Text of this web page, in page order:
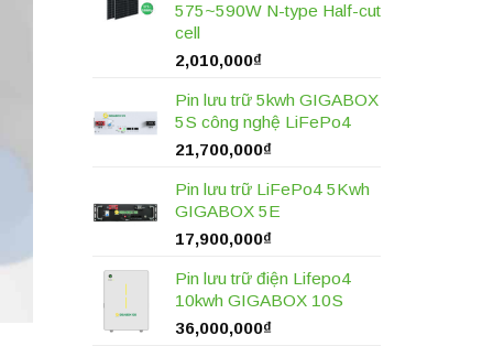
575~590W N-type Half-cut
cell
2,010,000₫
Pin lưu trữ 5kwh GIGABOX
5S công nghệ LiFePo4
21,700,000₫
Pin lưu trữ LiFePo4 5Kwh
GIGABOX 5E
17,900,000₫
Pin lưu trữ điện Lifepo4
10kwh GIGABOX 10S
36,000,000₫